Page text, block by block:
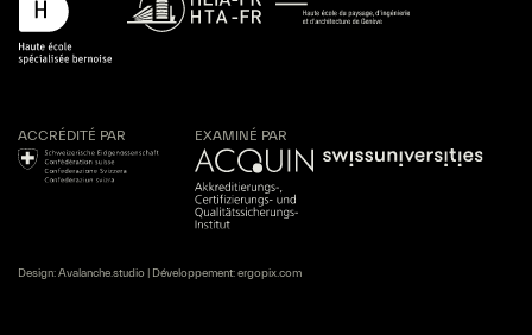
ACCRÉDITÉ PAR EXAMINÉ PAR
Design:Avalanche.studio | Développement:ergopix.com